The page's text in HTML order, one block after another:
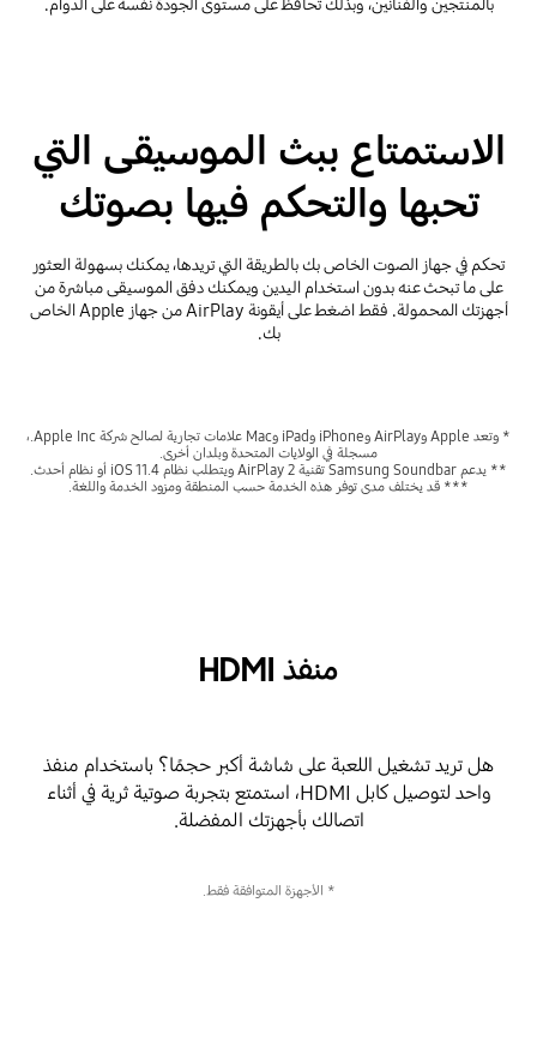
بالمنتجين والفنانين، وبذلك تحافظ على مستوى الجودة نفسه على الدوام.
الاستمتاع ببث الموسيقى التي
تحبها والتحكم فيها بصوتك
تحكم في جهاز الصوت الخاص بك بالطريقة التي تريدها، يمكنك بسهولة العثور
على ما تبحث عنه بدون استخدام اليدين ويمكنك دفق الموسيقى مباشرة من
أجهزتك المحمولة. فقط اضغط على أيقونة AirPlay من جهاز Apple الخاص
بك.
* وتعد Apple وAirPlay وiPhone وiPad وMac علامات تجارية لصالح شركة Apple Inc.،
مسجلة في الولايات المتحدة وبلدان أخرى.
** يدعم Samsung Soundbar تقنية AirPlay 2 ويتطلب نظام iOS 11.4 أو نظام أحدث.
*** قد يختلف مدى توفر هذه الخدمة حسب المنطقة ومزود الخدمة واللغة.
منفذ HDMI
هل تريد تشغيل اللعبة على شاشة أكبر حجمًا؟ باستخدام منفذ
واحد لتوصيل كابل HDMI، استمتع بتجربة صوتية ثرية في أثناء
اتصالك بأجهزتك المفضلة.
* الأجهزة المتوافقة فقط.